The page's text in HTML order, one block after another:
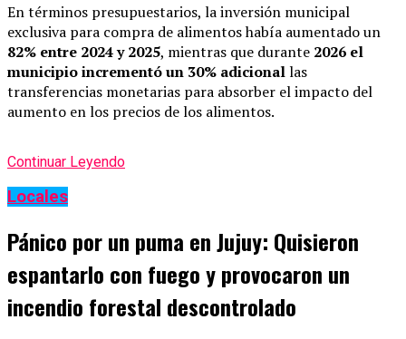
En términos presupuestarios, la inversión municipal
exclusiva para compra de alimentos había aumentado un
82% entre 2024 y 2025, mientras que durante 2026 el
municipio incrementó un 30% adicionallas
transferencias monetarias para absorber el impacto del
aumento en los precios de los alimentos.
Continuar Leyendo
Locales
Pánico por un puma en Jujuy: Quisieron
espantarlo con fuego y provocaron un
incendio forestal descontrolado